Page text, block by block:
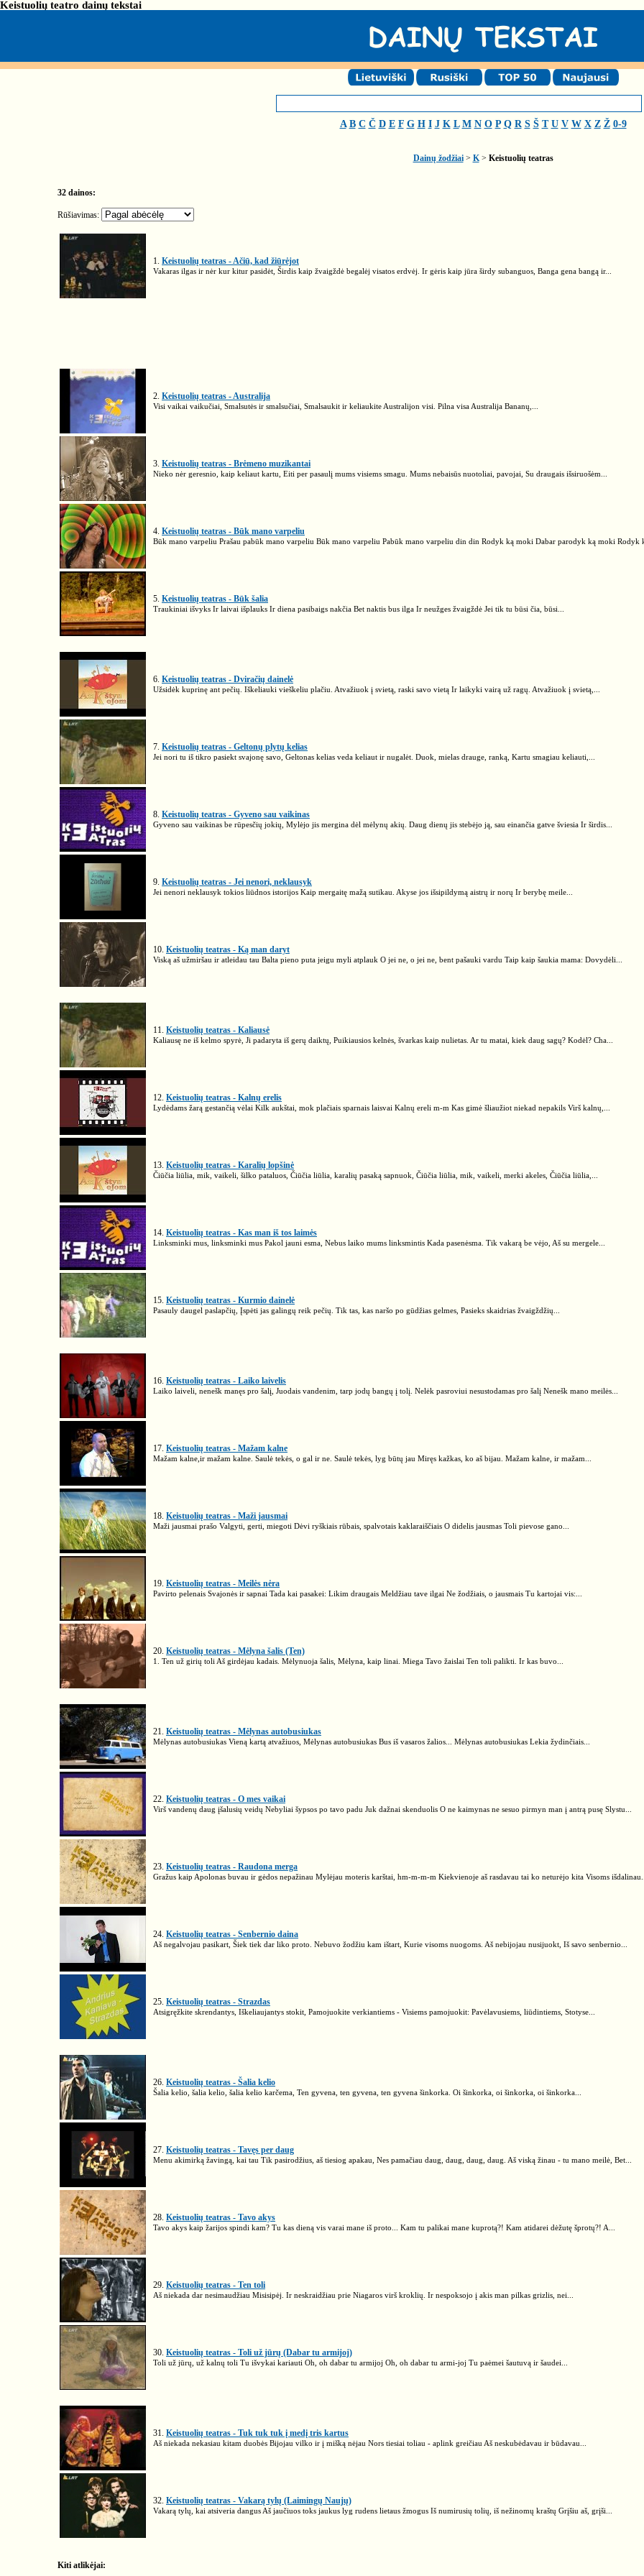
Keistuolių teatro dainų tekstai
A B C Č D E F G H I J K L M N O P Q R S Š T U V W X Z Ž 0-9
Dainų žodžiai> K> Keistuolių teatras
32 dainos:
Rūšiavimas:
1. Keistuolių teatras - Ačiū, kad žiūrėjot
Vakaras ilgas ir nėr kur kitur pasidėt, Širdis kaip žvaigždė begalėj visatos erdvėj. Ir gėris kaip jūra širdy subanguos, Banga gena bangą ir...
2. Keistuolių teatras - Australija
Visi vaikai vaikučiai, Smalsutės ir smalsučiai, Smalsaukit ir keliaukite Australijon visi. Pilna visa Australija Bananų,...
3. Keistuolių teatras - Brėmeno muzikantai
Nieko nėr geresnio, kaip keliaut kartu, Eiti per pasaulį mums visiems smagu. Mums nebaisūs nuotoliai, pavojai, Su draugais išsiruošėm...
4. Keistuolių teatras - Būk mano varpeliu
Būk mano varpeliu Prašau pabūk mano varpeliu Būk mano varpeliu Pabūk mano varpeliu din din Rodyk ką moki Dabar parodyk ką moki Rodyk
5. Keistuolių teatras - Būk šalia
Traukiniai išvyks Ir laivai išplauks Ir diena pasibaigs nakčia Bet naktis bus ilga Ir neužges žvaigždė Jei tik tu būsi čia, būsi...
6. Keistuolių teatras - Dviračių dainelė
Užsidėk kuprinę ant pečių. Iškeliauki vieškeliu plačiu. Atvažiuok į svietą, raski savo vietą Ir laikyki vairą už ragų. Atvažiuok į svietą,...
7. Keistuolių teatras - Geltonų plytų kelias
Jei nori tu iš tikro pasiekt svajonę savo, Geltonas kelias veda keliaut ir nugalėt. Duok, mielas drauge, ranką, Kartu smagiau keliauti,...
8. Keistuolių teatras - Gyveno sau vaikinas
Gyveno sau vaikinas be rūpesčių jokių, Mylėjo jis mergina dėl mėlynų akių. Daug dienų jis stebėjo ją, sau einančia gatve šviesia Ir širdis...
9. Keistuolių teatras - Jei nenori, neklausyk
Jei nenori neklausyk tokios liūdnos istorijos Kaip mergaitę mažą sutikau. Akyse jos išsipildymą aistrų ir norų Ir berybę meile...
10. Keistuolių teatras - Ką man daryt
Viską aš užmiršau ir atleidau tau Balta pieno puta jeigu myli atplauk O jei ne, o jei ne, bent pašauki vardu Taip kaip šaukia mama: Dovydėli...
11. Keistuolių teatras - Kaliausė
Kaliausę ne iš kelmo spyrė, Ji padaryta iš gerų daiktų, Puikiausios kelnės, švarkas kaip nulietas. Ar tu matai, kiek daug sagų? Kodėl? Cha...
12. Keistuolių teatras - Kalnų erelis
Lydėdams žarą gestančią vėlai Kilk aukštai, mok plačiais sparnais laisvai Kalnų ereli m-m Kas gimė šliaužiot niekad nepakils Virš kalnų,...
13. Keistuolių teatras - Karalių lopšinė
Čiūčia liūlia, mik, vaikeli, šilko pataluos, Čiūčia liūlia, karalių pasaką sapnuok, Čiūčia liūlia, mik, vaikeli, merki akeles, Čiūčia liūlia,...
14. Keistuolių teatras - Kas man iš tos laimės
Linksminki mus, linksminki mus Pakol jauni esma, Nebus laiko mums linksmintis Kada pasenėsma. Tik vakarą be vėjo, Aš su mergele...
15. Keistuolių teatras - Kurmio dainelė
Pasauly daugel paslapčių, Įspėti jas galingų reik pečių. Tik tas, kas naršo po gūdžias gelmes, Pasieks skaidrias žvaigždžių...
16. Keistuolių teatras - Laiko laivelis
Laiko laiveli, nenešk manęs pro šalį, Juodais vandenim, tarp jodų bangų į tolį. Nelėk pasroviui nesustodamas pro šalį Nenešk mano meilės...
17. Keistuolių teatras - Mažam kalne
Mažam kalne,ir mažam kalne. Saulė tekės, o gal ir ne. Saulė tekės, lyg būtų jau Miręs kažkas, ko aš bijau. Mažam kalne, ir mažam...
18. Keistuolių teatras - Maži jausmai
Maži jausmai prašo Valgyti, gerti, miegoti Dėvi ryškiais rūbais, spalvotais kaklaraiščiais O didelis jausmas Toli pievose gano...
19. Keistuolių teatras - Meilės nėra
Pavirto pelenais Svajonės ir sapnai Tada kai pasakei: Likim draugais Meldžiau tave ilgai Ne žodžiais, o jausmais Tu kartojai vis:...
20. Keistuolių teatras - Mėlyna šalis (Ten)
1. Ten už girių toli Aš girdėjau kadais. Mėlynuoja šalis, Mėlyna, kaip linai. Miega Tavo žaislai Ten toli palikti. Ir kas buvo...
21. Keistuolių teatras - Mėlynas autobusiukas
Mėlynas autobusiukas Vieną kartą atvažiuos, Mėlynas autobusiukas Bus iš vasaros žalios... Mėlynas autobusiukas Lekia žydinčiais...
22. Keistuolių teatras - O mes vaikai
Virš vandenų daug įšalusių veidų Nebyliai šypsos po tavo padu Juk dažnai skenduolis O ne kaimynas ne sesuo pirmyn man į antrą pusę Slystu...
23. Keistuolių teatras - Raudona merga
Gražus kaip Apolonas buvau ir gėdos nepažinau Mylėjau moteris karštai, hm-m-m-m Kiekvienoje aš rasdavau tai ko neturėjo kita Visoms
24. Keistuolių teatras - Senbernio daina
Aš negalvojau pasikart, Šiek tiek dar liko proto. Nebuvo žodžiu kam ištart, Kurie visoms nuogoms. Aš nebijojau nusijuokt, Iš savo senbernio...
25. Keistuolių teatras - Strazdas
Atsigręžkite skrendantys, Iškeliaujantys stokit, Pamojuokite verkiantiems - Visiems pamojuokit: Pavėlavusiems, liūdintiems, Stotyse...
26. Keistuolių teatras - Šalia kelio
Šalia kelio, šalia kelio, šalia kelio karčema, Ten gyvena, ten gyvena, ten gyvena šinkorka. Oi šinkorka, oi šinkorka, oi šinkorka...
27. Keistuolių teatras - Tavęs per daug
Menu akimirką žavingą, kai tau Tik pasirodžius, aš tiesiog apakau, Nes pamačiau daug, daug, daug, daug. Aš viską žinau - tu mano meilė, Bet...
28. Keistuolių teatras - Tavo akys
Tavo akys kaip žarijos spindi kam? Tu kas dieną vis varai mane iš proto... Kam tu palikai mane kuprotą?! Kam atidarei dėžutę šprotų?! A...
29. Keistuolių teatras - Ten toli
Aš niekada dar nesimaudžiau Misisipėj. Ir neskraidžiau prie Niagaros virš kroklių. Ir nespoksojo į akis man pilkas grizlis, nei...
30. Keistuolių teatras - Toli už jūrų (Dabar tu armijoj)
Toli už jūrų, už kalnų toli Tu išvykai kariauti Oh, oh dabar tu armijoj Oh, oh dabar tu armi-joj Tu paėmei šautuvą ir šaudei...
31. Keistuolių teatras - Tuk tuk tuk į medį tris kartus
Aš niekada nekasiau kitam duobės Bijojau vilko ir į mišką nėjau Nors tiesiai toliau - aplink greičiau Aš neskubėdavau ir būdavau...
32. Keistuolių teatras - Vakarą tylų (Laimingų Naujų)
Vakarą tylų, kai atsiveria dangus Aš jaučiuos toks jaukus lyg rudens lietaus žmogus Iš numirusių tolių, iš nežinomų kraštų Grįšiu aš, grįši...
Kiti atlikėjai: